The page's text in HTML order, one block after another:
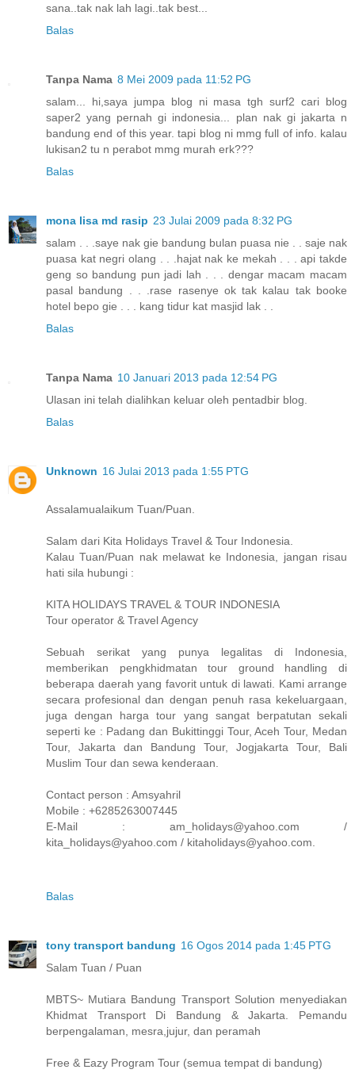
sana..tak nak lah lagi..tak best...
Balas
Tanpa Nama 8 Mei 2009 pada 11:52 PG
salam... hi,saya jumpa blog ni masa tgh surf2 cari blog
saper2 yang pernah gi indonesia... plan nak gi jakarta n
bandung end of this year. tapi blog ni mmg full of info. kalau
lukisan2 tu n perabot mmg murah erk???
Balas
mona lisa md rasip 23 Julai 2009 pada 8:32 PG
salam . . .saye nak gie bandung bulan puasa nie . . saje nak
puasa kat negri olang . . .hajat nak ke mekah . . . api takde
geng so bandung pun jadi lah . . . dengar macam macam
pasal bandung . . .rase rasenye ok tak kalau tak booke
hotel bepo gie . . . kang tidur kat masjid lak . .
Balas
Tanpa Nama 10 Januari 2013 pada 12:54 PG
Ulasan ini telah dialihkan keluar oleh pentadbir blog.
Balas
Unknown 16 Julai 2013 pada 1:55 PTG
Assalamualaikum Tuan/Puan.
Salam dari Kita Holidays Travel & Tour Indonesia.
Kalau Tuan/Puan nak melawat ke Indonesia, jangan risau
hati sila hubungi :
KITA HOLIDAYS TRAVEL & TOUR INDONESIA
Tour operator & Travel Agency
Sebuah serikat yang punya legalitas di Indonesia,
memberikan pengkhidmatan tour ground handling di
beberapa daerah yang favorit untuk di lawati. Kami arrange
secara profesional dan dengan penuh rasa kekeluargaan,
juga dengan harga tour yang sangat berpatutan sekali
seperti ke : Padang dan Bukittinggi Tour, Aceh Tour, Medan
Tour, Jakarta dan Bandung Tour, Jogjakarta Tour, Bali
Muslim Tour dan sewa kenderaan.
Contact person : Amsyahril
Mobile : +6285263007445
E-Mail : am_holidays@yahoo.com /
kita_holidays@yahoo.com / kitaholidays@yahoo.com.
Balas
tony transport bandung 16 Ogos 2014 pada 1:45 PTG
Salam Tuan / Puan
MBTS~ Mutiara Bandung Transport Solution menyediakan
Khidmat Transport Di Bandung & Jakarta. Pemandu
berpengalaman, mesra,jujur, dan peramah
Free & Eazy Program Tour (semua tempat di bandung)